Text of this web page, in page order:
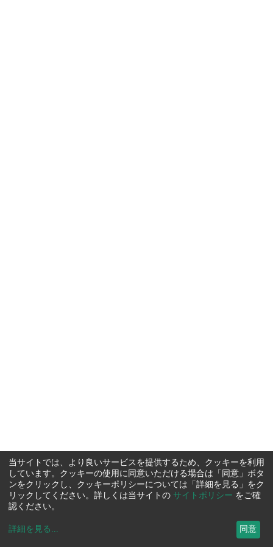
当サイトでは、より良いサービスを提供するため、クッキーを利用
しています。クッキーの使用に同意いただける場合は「同意」ボタ
ンをクリックし、クッキーポリシーについては「詳細を見る」をク
リックしてください。詳しくは当サイトの サイトポリシー をご確
認ください。
詳細を見る ... 同意